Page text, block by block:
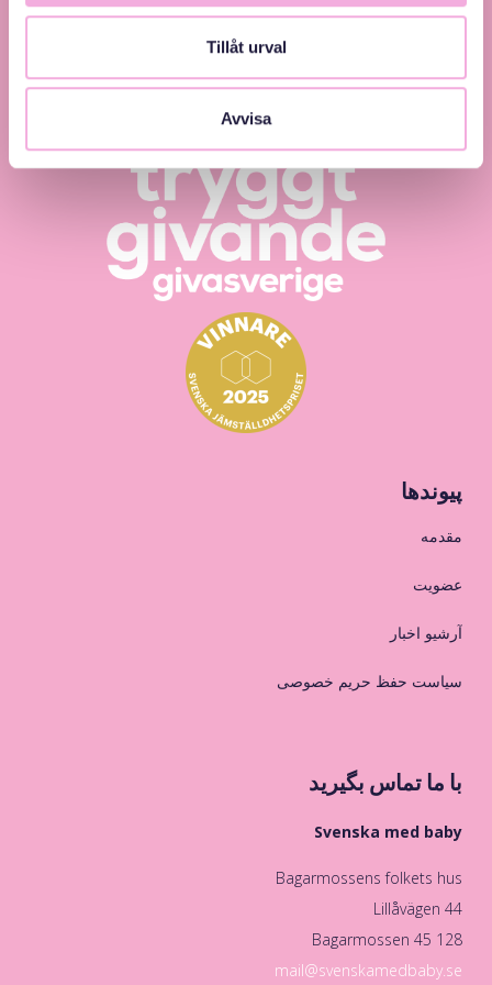
Tillåt urval
Avvisa
och inkludering.
پیوندها
مقدمه
عضویت
آرشیو اخبار
سیاست حفظ حریم خصوصی
با ما تماس بگیرید
Svenska med baby
Bagarmossens folkets hus
Lillåvägen 44
128 45 Bagarmossen
mail@svenskamedbaby.se